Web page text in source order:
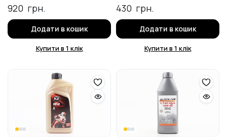
920 грн.
Додати в кошик
Купити в 1 клік
430 грн.
Додати в кошик
Купити в 1 клік